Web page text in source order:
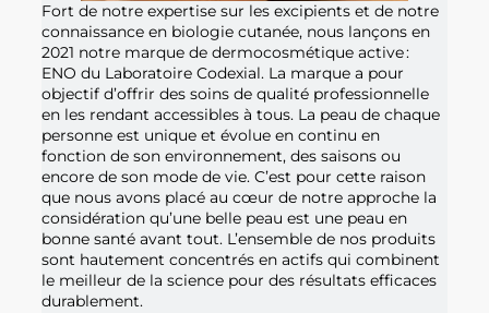
Fort de notre expertise sur les excipients et de notre
connaissance en biologie cutanée, nous lançons en
2021 notre marque de dermocosmétique active :
ENO du Laboratoire Codexial. La marque a pour
objectif d’offrir des soins de qualité professionnelle
en les rendant accessibles à tous. La peau de chaque
personne est unique et évolue en continu en
fonction de son environnement, des saisons ou
encore de son mode de vie. C’est pour cette raison
que nous avons placé au cœur de notre approche la
considération qu’une belle peau est une peau en
bonne santé avant tout. L’ensemble de nos produits
sont hautement concentrés en actifs qui combinent
le meilleur de la science pour des résultats efficaces
durablement.